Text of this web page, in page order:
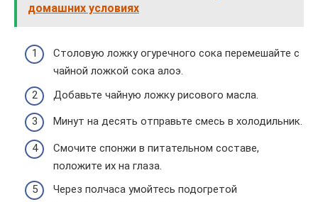
домашних условиях
Столовую ложку огуречного сока перемешайте с
чайной ложкой сока алоэ.
Добавьте чайную ложку рисового масла.
Минут на десять отправьте смесь в холодильник.
Смочите спонжи в питательном составе,
положите их на глаза.
Через полчаса умойтесь подогретой